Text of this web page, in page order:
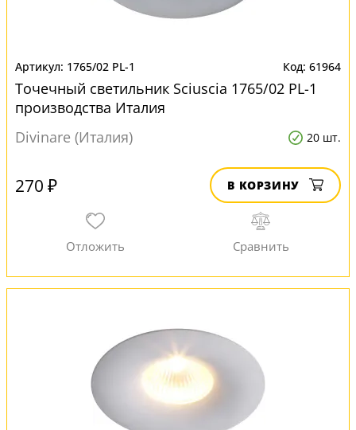
1765/02 PL-1 61964
Точечный светильник Sciuscia 1765/02 PL-1
производства Италия
Divinare (Италия)
20 шт.
270 ₽ В КОРЗИНУ